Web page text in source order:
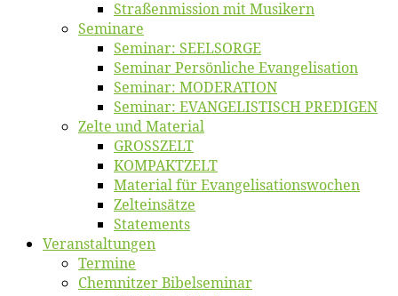
Straßenmis­sion mit Musikern
Se­mi­na­re
Se­mi­nar: SEELSORGE
Se­mi­nar Per­sön­li­che Evangelisation
Se­mi­nar: MODERATION
Se­mi­nar: EVANGELISTISCH PREDIGEN
Zel­te und Material
GROSSZELT
KOMPAKTZELT
Ma­te­ri­al für Evangelisationswochen
Zelt­ein­sät­ze
State­ments
Ver­an­stal­tun­gen
Ter­mi­ne
Chemnit­zer Bibelseminar